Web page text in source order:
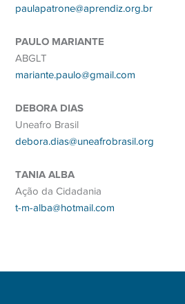
paulapatrone@aprendiz.org.br
PAULO MARIANTE
ABGLT
mariante.paulo@gmail.com
DEBORA DIAS
Uneafro Brasil
debora.dias@uneafrobrasil.org
TANIA ALBA
Ação da Cidadania
t-m-alba@hotmail.com